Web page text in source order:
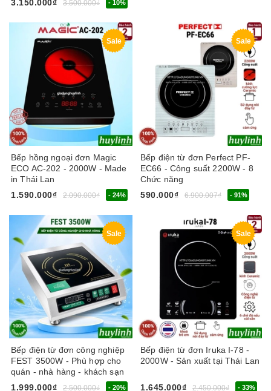
3.150.000₫
3.500.000₫ - 10%
Sale
Bếp hồng ngoại đơn Magic
ECO AC-202 - 2000W - Made
in Thái Lan
1.590.000₫
2.090.000₫ - 24%
Sale
Bếp điện từ đơn Perfect PF-
EC66 - Công suất 2200W - 8
Chức năng
590.000₫
6.900.007₫ - 91%
Sale
Bếp điện từ đơn công nghiệp
FEST 3500W - Phù hợp cho
quán - nhà hàng - khách sạn
1.999.000₫
2.500.000₫ - 20%
Sale
Bếp điện từ đơn Iruka I-78 -
2000W - Sản xuất tại Thái Lan
1.645.000₫ 2.450.000₫ - 33%